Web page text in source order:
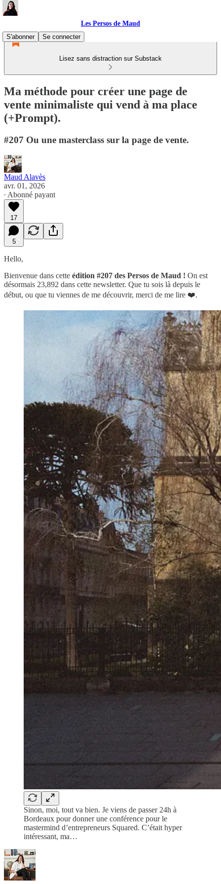
Les Persos de Maud
S'abonner
Se connecter
Lisez sans distraction sur Substack
Ma méthode pour créer une page de
vente minimaliste qui vend à ma place
(+Prompt).
#207 Ou une masterclass sur la page de vente.
Maud Alavès
avr. 01, 2026
∙ Abonné payant
17
5
Hello,
Bienvenue dans cette édition #207 des Persos de Maud ! On est
désormais 23,892 dans cette newsletter. Que tu sois là depuis le
début, ou que tu viennes de me découvrir, merci de me lire ❤️.
Sinon, moi, tout va bien. Je viens de passer 24h à
Bordeaux pour donner une conférence pour le
mastermind d’entrepreneurs Squared. C’était hyper
intéressant, ma…